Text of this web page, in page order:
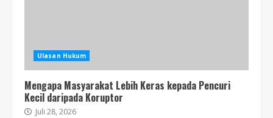
Ulasan Hukum
Mengapa Masyarakat Lebih Keras kepada Pencuri
Kecil daripada Koruptor
Juli 28, 2026